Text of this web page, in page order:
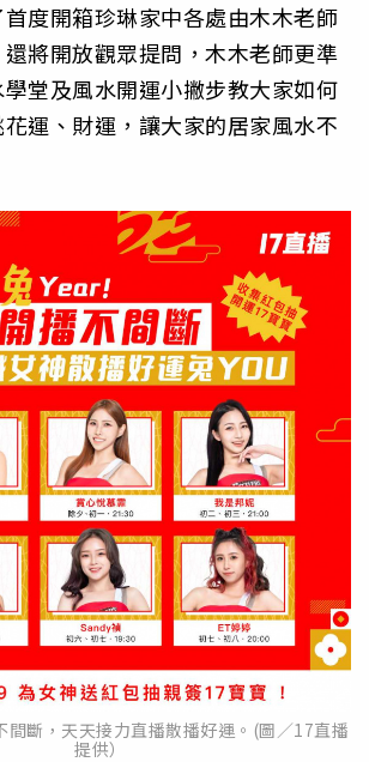
度開箱珍琳家中各處由木木老師
將開放觀眾提問，木木老師更準
堂及風水開運小撇步教大家如何
運、財運，讓大家的居家風水不
間斷，天天接力直播散播好運。(圖／17直播
提供）